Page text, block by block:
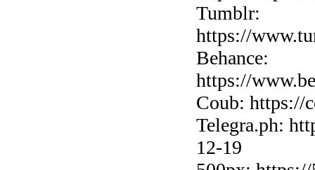
Tumblr:
https://
Behance:
https://
Coub: https://
Telegra.ph:
12-19